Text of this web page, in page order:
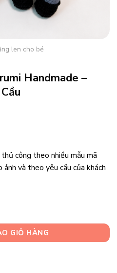
len cho bé
Handmade –
công theo nhiều mẫu mã
và theo yêu cầu của khách
GIỎ HÀNG